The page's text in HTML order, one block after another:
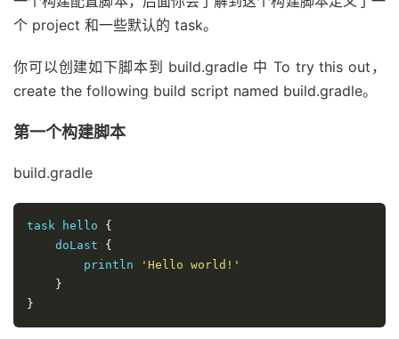
个 project 和一些默认的 task。
你可以创建如下脚本到 build.gradle 中 To try this out，
create the following build script named build.gradle。
第一个构建脚本
build.gradle
task hello {
    doLast
{
        println
'Hello world!'
}
}